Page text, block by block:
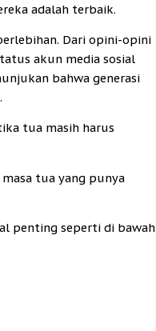
adalah terbaik.
Dari opini-opini
akun media sosial
bahwa generasi
tua masih harus
tua yang punya
penting seperti di bawah